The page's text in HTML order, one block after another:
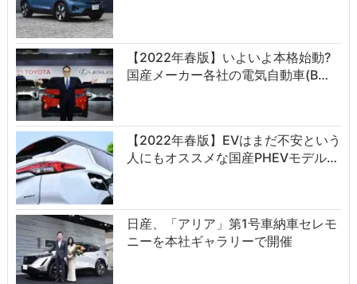
【2022年春版】いよいよ本格始動?
国産メーカー各社の電気自動車(B…
【2022年春版】EVはまだ不安という
人にもオススメな国産PHEVモデル…
日産、「アリア」第1号車納車セレモ
ニーを本社ギャラリーで開催